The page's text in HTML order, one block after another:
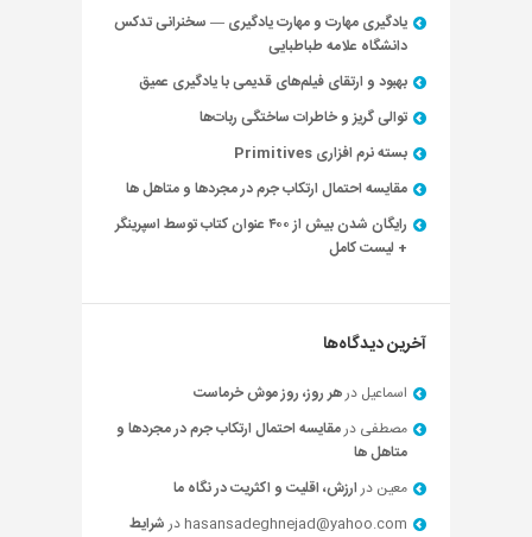
یادگیری مهارت و مهارت یادگیری — سخنرانی تدکس
دانشگاه علامه طباطبایی
بهبود و ارتقای فیلم‌های قدیمی با یادگیری عمیق
توالی گریز و خاطرات ساختگی ربات‌ها
بسته نرم افزاری Primitives
مقایسه احتمال ارتکاب جرم در مجردها و متاهل ها
رایگان شدن بیش از ۴۰۰ عنوان کتاب توسط اسپرینگر
+ لیست کامل
آخرین دیدگاه‌ها
اسماعیل درهر روز، روز موش خرماست
مصطفی درمقایسه احتمال ارتکاب جرم در مجردها و
متاهل ها
معین درارزش، اقلیت و اکثریت در نگاه ما
hasansadeghnejad@yahoo.com درشرایط